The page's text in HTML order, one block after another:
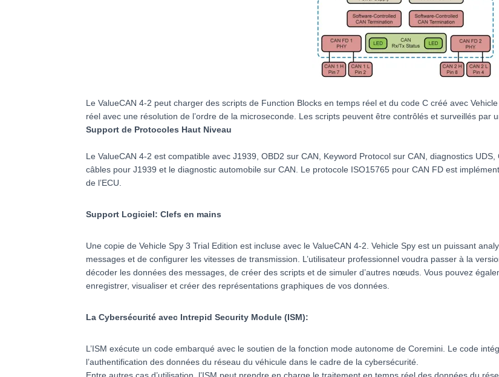
Le ValueCAN 4-2 peut charger des scripts de Function Blocks en temps réel et du code C créé avec
réel avec une résolution de l’ordre de la microseconde. Les scripts peuvent être contrôlés et surveillés par
Support de Protocoles Haut Niveau
Le ValueCAN 4-2 est compatible avec J1939, OBD2 sur CAN, Keyword Protocol sur CAN, diagnostics
câbles pour J1939 et le diagnostic automobile sur CAN. Le protocole ISO15765 pour CAN FD est
de l’ECU.
Support Logiciel: Clefs en mains
Une copie de Vehicle Spy 3 Trial Edition est incluse avec le ValueCAN 4-2. Vehicle Spy est un puissant
messages et de configurer les vitesses de transmission. L’utilisateur professionnel voudra passer à la
décoder les données des messages, de créer des scripts et de simuler d’autres nœuds. Vous pouvez
enregistrer, visualiser et créer des représentations graphiques de vos données.
La Cybersécurité avec Intrepid Security Module (ISM):
L’ISM exécute un code embarqué avec le soutien de la fonction mode autonome de Coremini. Le code
l’authentification des données du réseau du véhicule dans le cadre de la cybersécurité.